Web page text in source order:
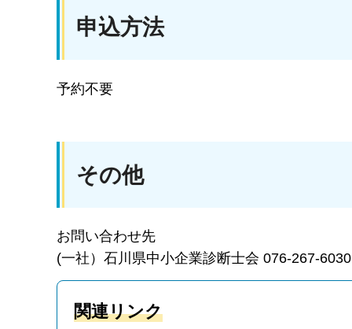
申込方法
予約不要
その他
お問い合わせ先
(一社）石川県中小企業診断士会 076-267-6030
関連リンク